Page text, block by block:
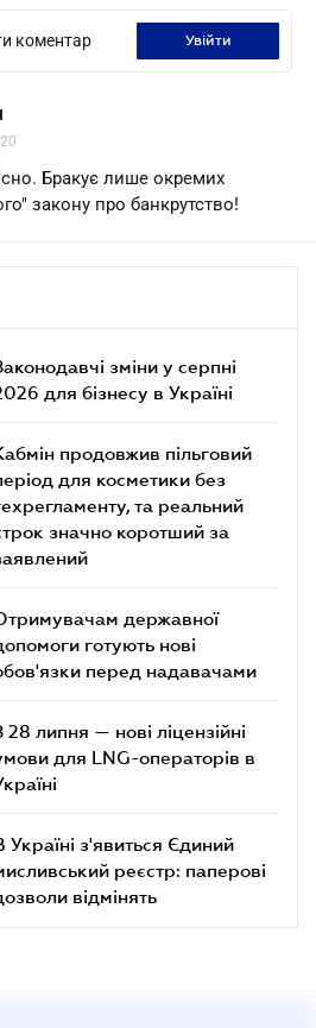
коментар увійти
Бракує лише окремих
закону про банкрутство!
зміни у серпні
для бізнесу в Україні
продовжив пільговий
для косметики без
та реальний
значно коротший за
державної
готують нові
перед надавачами
28 липня — нові ліцензійні
для LNG-операторів в
Україні з'явиться Єдиний
реєстр: паперові
відмінять